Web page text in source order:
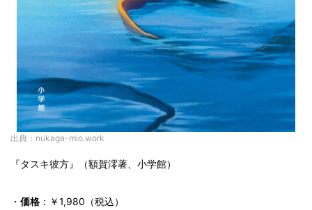
出典：nukaga-mio.work
『タスキ彼方』（額賀澪著、小学館）
・ 価格 ：￥1,980（税込）